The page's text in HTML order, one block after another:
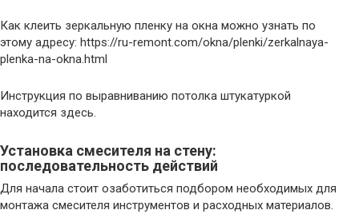
Как клеить зеркальную пленку на окна можно узнать по
этому адресу: https://ru-remont.com/okna/plenki/zerkalnaya-
plenka-na-okna.html
Инструкция по выравниванию потолка штукатуркой
находится здесь.
Установка смесителя на стену:
последовательность действий
Для начала стоит озаботиться подбором необходимых для
монтажа смесителя инструментов и расходных материалов.